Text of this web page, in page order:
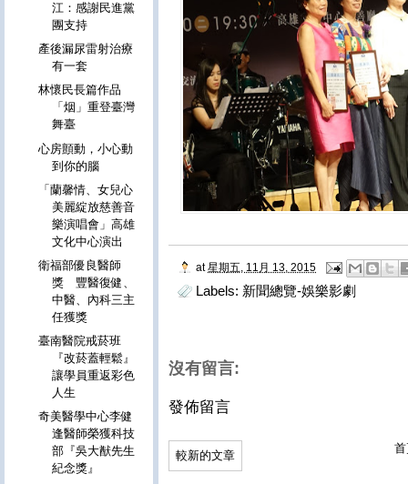
at 星期五, 11月 13, 2015
Labels: 新聞總覽-娛樂影劇
沒有留言:
發佈留言
較新的文章
江：感謝民進黨
團支持
產後漏尿雷射治療
有一套
林懷民長篇作品
「烟」重登臺灣
舞臺
心房顫動，小心動
到你的腦
「蘭馨情、女兒心
美麗綻放慈善音
樂演唱會」高雄
文化中心演出
衛福部優良醫師
獎 豐醫復健、
中醫、內科三主
任獲獎
臺南醫院戒菸班
『改菸蓋輕鬆』
讓學員重返彩色
人生
奇美醫學中心李健
逢醫師榮獲科技
部『吳大猷先生
紀念獎』